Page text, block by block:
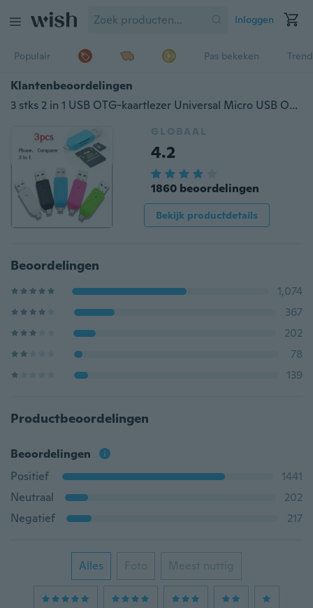
Inloggen
Populair Pas bekeken
Klantenbeoordelingen
3 stks 2 in 1 USB OTG-kaartlezer Universal Micro USB OTG TF / SD-kaartlezer Telefoon Extension Headers Micro USB OTG-adapter
GLOBAAL
4.2
1860 beoordelingen
Bekijk productdetails
Beoordelingen
1,074
367
202
78
139
Productbeoordelingen
Beoordelingen
Positief
1441
Neutraal
202
Negatief
217
Alles Foto Meest nuttig